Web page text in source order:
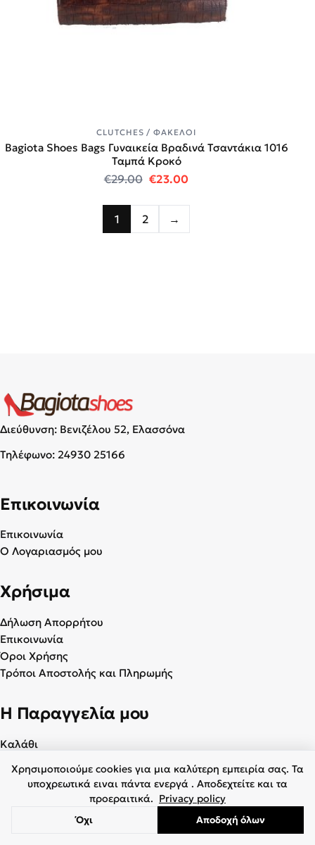
CLUTCHES / ΦΆΚΕΛΟΙ
Bagiota Shoes Bags Γυναικεία Βραδινά Τσαντάκια 1016
Ταμπά Κροκό
€29.00 Original price was: €29.00.
€23.00Η τρέχουσα τιμή
1 2 →
Διεύθυνση: Βενιζέλου 52, Ελασσόνα
Τηλέφωνο: 24930 25166
Επικοινωνία
Επικοινωνία
Ο Λογαριασμός μου
Χρήσιμα
Δήλωση Απορρήτου
Επικοινωνία
Όροι Χρήσης
Τρόποι Αποστολής και Πληρωμής
Η Παραγγελία μου
Καλάθι
Αγαπημένα
© 2026 Γυναικεία & Ανδρικά Παπούτσια - BagiotaShoes.gr. Με
Χρησιμοποιούμε cookies για μια καλύτερη εμπειρία σας. Τα
υποχρεωτικά ειναι πάντα ενεργά . Αποδεχτείτε και τα
προεραιτικά. Privacy policy
Όχι Αποδοχή όλων